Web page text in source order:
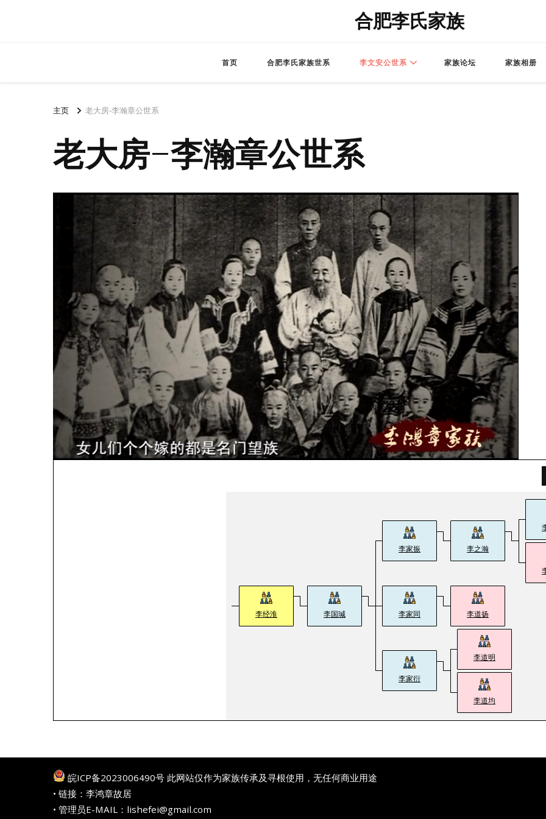
合肥李氏家族
首页 合肥李氏家族世系 李文安公世系 家族论坛 家族相册
主页 老大房-李瀚章公世系
老大房-李瀚章公世系
李经淮 李国瑊
李家振 李之瀚
李家同 李道扬
李家衍
李道明
李道均
皖ICP备2023006490号 此网站仅作为家族传承及寻根使用，无任何商业用途
• 链接： 李鸿章故居
• 管理员E-MAIL：lishefei@gmail.com